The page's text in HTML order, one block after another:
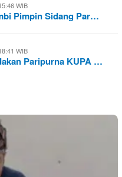
WIB
Pimpin Sidang Par…
WIB
Paripurna KUPA …